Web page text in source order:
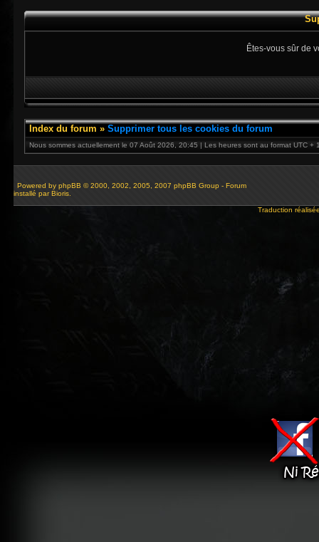
Êtes-vous sûr de
Index du forum » Supprimer tous les cookies du forum
Nous sommes actuellement le 07 Août 2026, 20:45 | Les heures sont au format UTC +
Powered by phpBB © 2000, 2002, 2005, 2007 phpBB Group - Forum
installé par Bioris.
Traduction